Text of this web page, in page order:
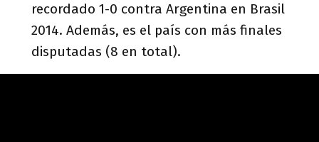
recordado 1-0 contra Argentina en Brasil
2014. Además, es el país con más finales
disputadas (8 en total).